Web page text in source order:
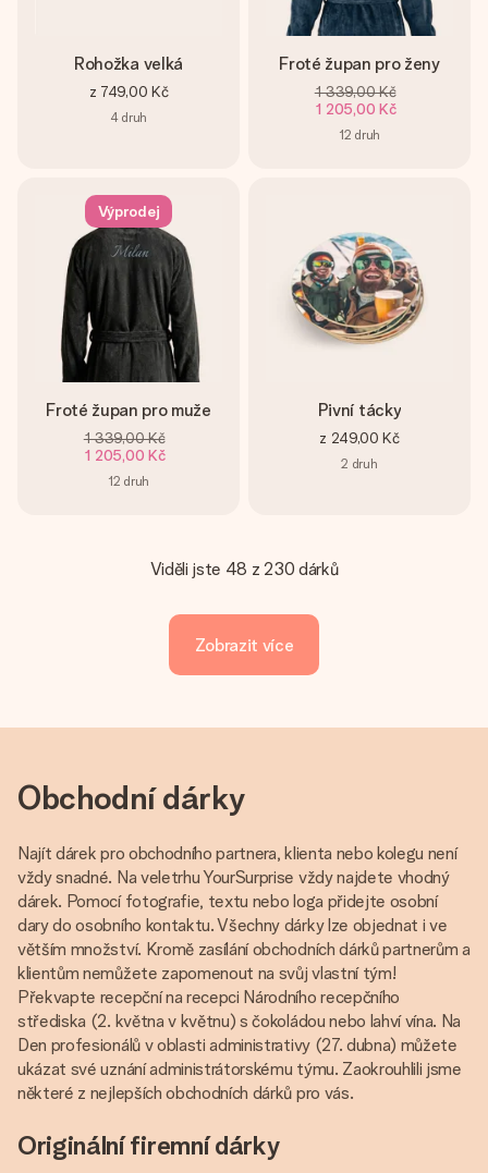
Rohožka velká
z 749,00 Kč
4 druh
Froté župan pro ženy
1 339,00 Kč
1 205,00 Kč
12 druh
Výprodej
Froté župan pro muže
1 339,00 Kč
1 205,00 Kč
12 druh
Pivní tácky
z 249,00 Kč
2 druh
Viděli jste 48 z 230 dárků
Zobrazit více
Obchodní dárky
Najít dárek pro obchodního partnera, klienta nebo kolegu není
vždy snadné. Na veletrhu YourSurprise vždy najdete vhodný
dárek. Pomocí fotografie, textu nebo loga přidejte osobní
dary do osobního kontaktu. Všechny dárky lze objednat i ve
větším množství. Kromě zasílání obchodních dárků partnerům a
klientům nemůžete zapomenout na svůj vlastní tým!
Překvapte recepční na recepci Národního recepčního
střediska (2. května v květnu) s čokoládou nebo lahví vína. Na
Den profesionálů v oblasti administrativy (27. dubna) můžete
ukázat své uznání administrátorskému týmu. Zaokrouhlili jsme
některé z nejlepších obchodních dárků pro vás.
Originální firemní dárky